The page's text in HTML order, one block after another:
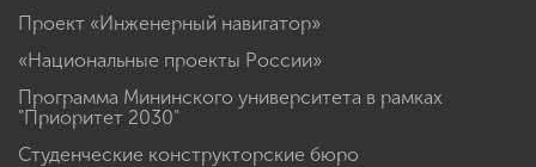
Проект «Инженерный навигатор»
«Национальные проекты России»
Программа Мининского университета в рамках
"Приоритет 2030"
Студенческие конструкторские бюро